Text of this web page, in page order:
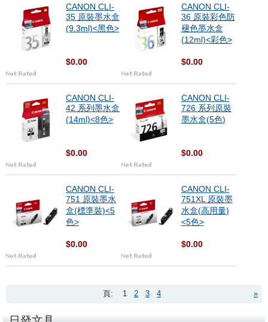
CANON CLI-
35 原裝墨水盒
(9.3ml)<黑色>
$0.00
CANON CLI-
36 原裝彩色防
褪色墨水盒
(12ml)<彩色>
$0.00
CANON CLI-
42 系列墨水盒
(14ml)<8色>
$0.00
CANON CLI-
726 系列原裝
墨水盒(5色)
$0.00
CANON CLI-
751 原裝墨水
盒(標準裝)<5
色>
$0.00
CANON CLI-
751XL 原裝墨
水盒(高用量)
<5色>
$0.00
»
頁: 1 2 3 4